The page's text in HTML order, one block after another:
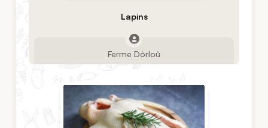
Lapins
Ferme Dôrloû